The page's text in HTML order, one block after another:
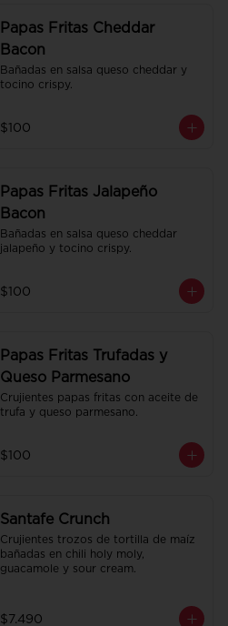
Papas Fritas Cheddar
Bacon
Bañadas en salsa queso cheddar y
tocino crispy.
$100
Papas Fritas Jalapeño
Bacon
Bañadas en salsa queso cheddar
jalapeño y tocino crispy.
$100
Papas Fritas Trufadas y
Queso Parmesano
Crujientes papas fritas con aceite de
trufa y queso parmesano.
$100
Santafe Crunch
Crujientes trozos de tortilla de maíz
bañadas en chili holy moly,
guacamole y sour cream.
$7.490